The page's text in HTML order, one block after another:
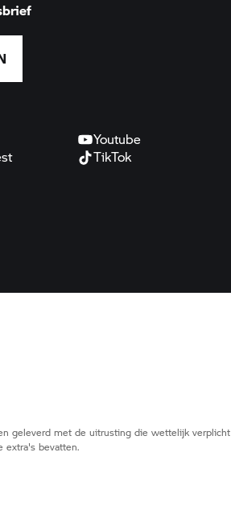
Youtube
TikTok
geleverd met de uitrusting die wettelijk
extra's bevatten.